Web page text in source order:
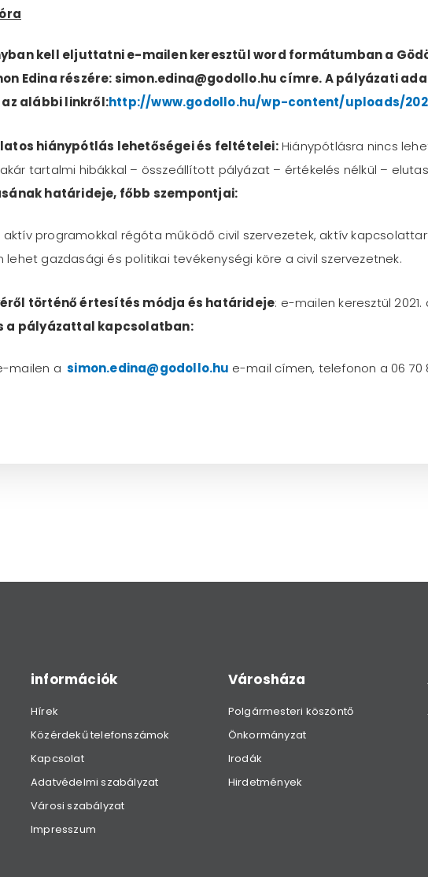
kell eljuttatni e-mailen keresztül word formátumban a
Edina részére: simon.edina@godollo.hu címre. A pályázati
alábbi linkről:http://www.godollo.hu/wp-content/uploads/
hiánypótlás lehetőségei és feltételei:Hiánypótlásra nincs
tartalmi hibákkal – összeállított pályázat – értékelés nélkül –
határideje, főbb szempontjai:
aktív programokkal régóta működő civil szervezetek, aktív
lehet gazdasági és politikai tevékenységi köre a civil szervezetnek.
történő értesítés módja és határideje: e-mailen keresztül 2021.
a pályázattal kapcsolatban:
mailen a simon.edina@godollo.hu e-mail címen, telefonon a 06 70
információk
Hírek
Közérdekű telefonszámok
Kapcsolat
Adatvédelmi szabályzat
Városi szabályzat
Impresszum
Városháza
Polgármesteri köszöntő
Önkormányzat
Irodák
Hirdetmények